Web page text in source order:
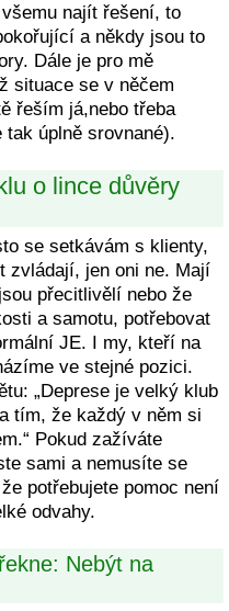
najít řešení, to
a někdy jsou to
Dále je pro mě
situace se v něčem
řeším já,nebo třeba
úplně srovnané).
o lince důvěry
se setkávám s klienty,
zvládají, jen oni ne. Mají
přecitlivělí nebo že
a samotu, potřebovat
JE. I my, kteří na
ve stejné pozici.
„Deprese je velký klub
tím, že každý v něm si
Pokud zažíváte
sami a nemusíte se
potřebujete pomoc není
odvahy.
Nebýt na